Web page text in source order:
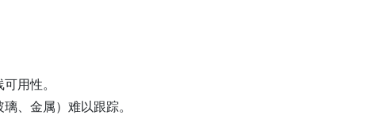
用性。
、金属）难以跟踪。